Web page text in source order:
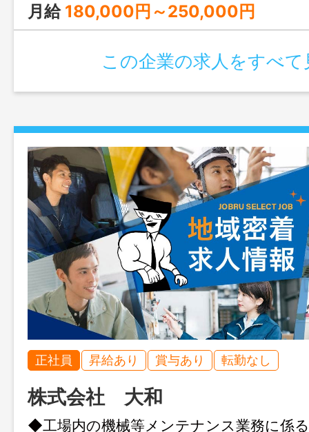
月給 180,000円～250,000円
この企業の求人をすべて
正社員 昇給あり 賞与あり 転勤なし
株式会社 大和
◆工場内の機械等メンテナンス業務に